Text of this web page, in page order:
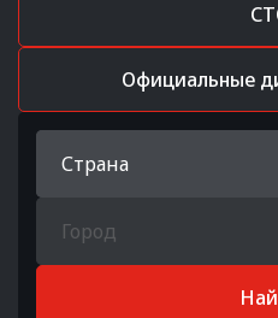
Официальные
Страна
Город